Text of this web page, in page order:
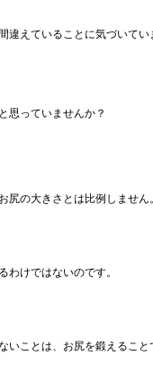
違えていることに気づいてい
思っていませんか？
尻の大きさとは比例しません。
わけではないのです。
ことは、お尻を鍛えること